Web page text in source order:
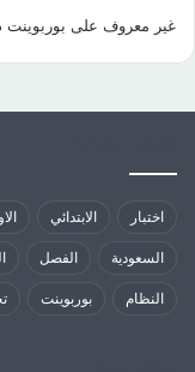
غير معروف على
اختبار الابتدائي
السعودية الفصل
النظام بوربوينت